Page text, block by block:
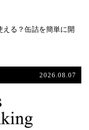
る？缶詰を簡単に開
2026.08.07